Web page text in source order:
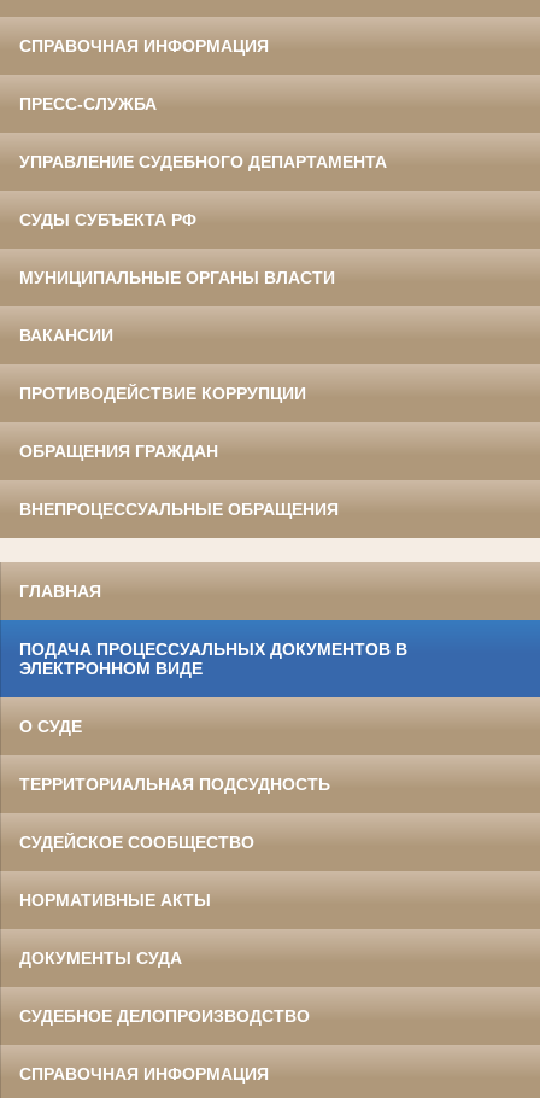
СПРАВОЧНАЯ ИНФОРМАЦИЯ
ПРЕСС-СЛУЖБА
УПРАВЛЕНИЕ СУДЕБНОГО ДЕПАРТАМЕНТА
СУДЫ СУБЪЕКТА РФ
МУНИЦИПАЛЬНЫЕ ОРГАНЫ ВЛАСТИ
ВАКАНСИИ
ПРОТИВОДЕЙСТВИЕ КОРРУПЦИИ
ОБРАЩЕНИЯ ГРАЖДАН
ВНЕПРОЦЕССУАЛЬНЫЕ ОБРАЩЕНИЯ
ГЛАВНАЯ
ПОДАЧА ПРОЦЕССУАЛЬНЫХ ДОКУМЕНТОВ В
ЭЛЕКТРОННОМ ВИДЕ
О СУДЕ
ТЕРРИТОРИАЛЬНАЯ ПОДСУДНОСТЬ
СУДЕЙСКОЕ СООБЩЕСТВО
НОРМАТИВНЫЕ АКТЫ
ДОКУМЕНТЫ СУДА
СУДЕБНОЕ ДЕЛОПРОИЗВОДСТВО
СПРАВОЧНАЯ ИНФОРМАЦИЯ